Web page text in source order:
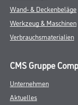
Wand- & Deckenbeläge
Werkzeug & Maschinen
Verbrauchsmaterialien
CMS Gruppe
Unternehmen
Aktuelles